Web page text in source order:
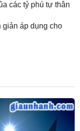
các tỷ phú tự thân
áp dụng cho